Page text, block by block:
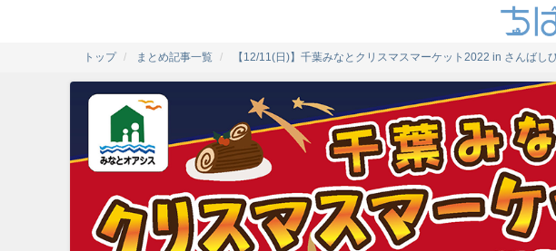
トップ まとめ記事一覧 【12/11(日)】千葉みなとクリスマスマーケット2022 in さんばし